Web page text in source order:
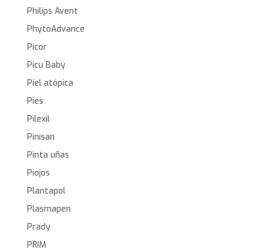
Philips Avent
PhytoAdvance
Picor
Picu Baby
Piel atópica
Pies
Pilexil
Pinisan
Pinta uñas
Piojos
Plantapol
Plasmapen
Prady
PRIM